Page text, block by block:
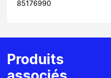
85176990
Produits